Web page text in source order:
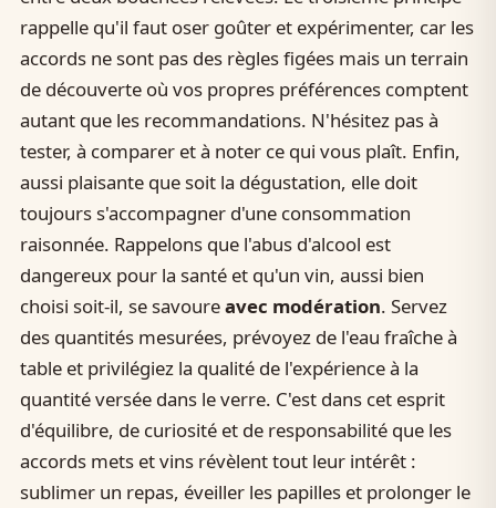
rappelle qu'il faut oser goûter et expérimenter, car les
accords ne sont pas des règles figées mais un terrain
de découverte où vos propres préférences comptent
autant que les recommandations. N'hésitez pas à
tester, à comparer et à noter ce qui vous plaît. Enfin,
aussi plaisante que soit la dégustation, elle doit
toujours s'accompagner d'une consommation
raisonnée. Rappelons que l'abus d'alcool est
dangereux pour la santé et qu'un vin, aussi bien
choisi soit-il, se savoureavec modération. Servez
des quantités mesurées, prévoyez de l'eau fraîche à
table et privilégiez la qualité de l'expérience à la
quantité versée dans le verre. C'est dans cet esprit
d'équilibre, de curiosité et de responsabilité que les
accords mets et vins révèlent tout leur intérêt :
sublimer un repas, éveiller les papilles et prolonger le